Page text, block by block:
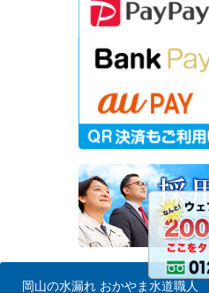
岡山の水漏れ おかやま水道職人